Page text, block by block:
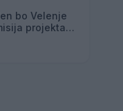
bo Velenje
projekta
znak